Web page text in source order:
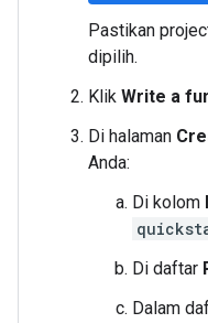
Pastikan
dipilih.
Klik Write a
Di halaman
Anda:
Di kolom
Di daftar
Dalam